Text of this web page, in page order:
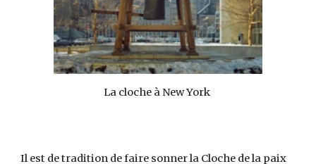
La cloche à New York
Il est de tradition de faire sonner la Cloche de la paix